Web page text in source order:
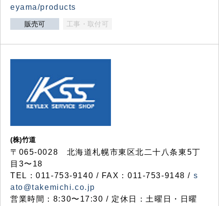
eyama/products
販売可 工事・取付可
(株)竹道
〒065-0028 北海道札幌市東区北二十八条東5丁
目3〜18
TEL：011-753-9140 / FAX：011-753-9148 / s
ato@takemichi.co.jp
営業時間：8:30〜17:30 / 定休日：土曜日・日曜